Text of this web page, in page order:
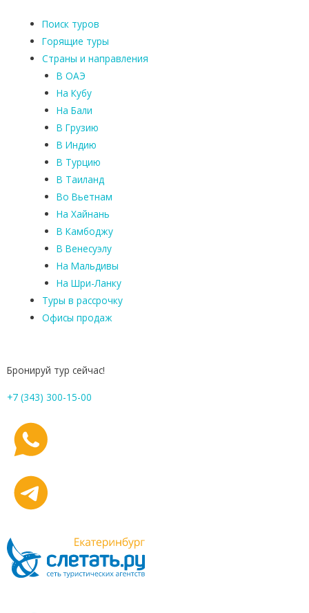
Поиск туров
Горящие туры
Страны и направления
В ОАЭ
На Кубу
На Бали
В Грузию
В Индию
В Турцию
В Таиланд
Во Вьетнам
На Хайнань
В Камбоджу
В Венесуэлу
На Мальдивы
На Шри-Ланку
Туры в рассрочку
Офисы продаж
Бронируй тур сейчас!
+7 (343) 300-15-00